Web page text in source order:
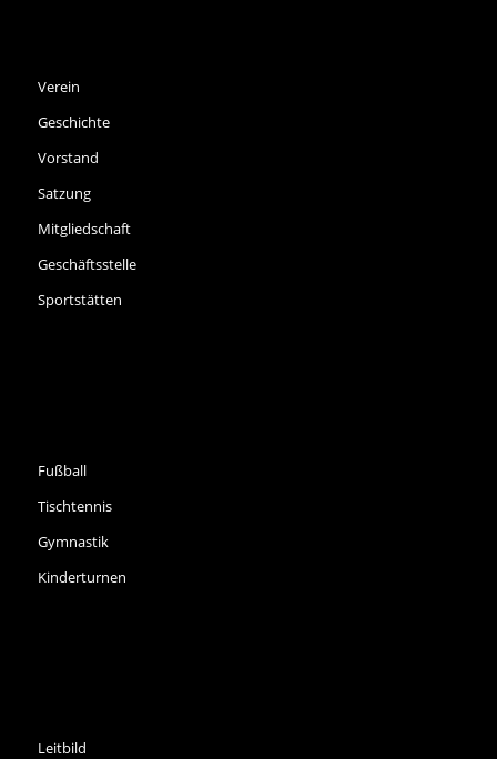
Verein
Geschichte
Vorstand
Satzung
Mitgliedschaft
Geschäftsstelle
Sportstätten
Fußball
Tischtennis
Gymnastik
Kinderturnen
Leitbild